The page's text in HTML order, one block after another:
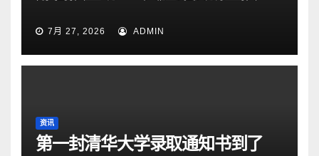
7月 27, 2026 ADMIN
资讯
第一封清华大学录取通知书到了